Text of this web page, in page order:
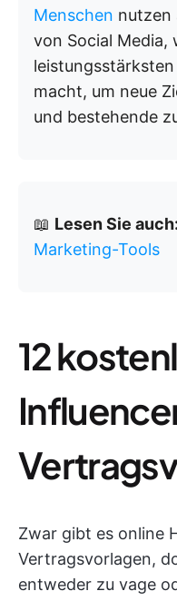
Menschen nutzen
von Social Media,
macht, um neue
und bestehende
📖 Lesen Sie auch:
Marketing-Tools
12
Zwar gibt es online
Vertragsvorlagen,
entweder zu vage